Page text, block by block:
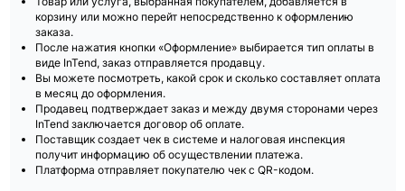
корзину или можно перейт непосредственно к оформлению
заказа.
После нажатия кнопки «Оформление» выбирается тип оплаты в
виде InTend, заказ отправляется продавцу.
Вы можете посмотреть, какой срок и сколько составляет оплата
в месяц до оформления.
Продавец подтверждает заказ и между двумя сторонами через
InTend заключается договор об оплате.
Поставщик создает чек в системе и налоговая инспекция
получит информацию об осуществлении платежа.
Платформа отправляет покупателю чек с QR-кодом.